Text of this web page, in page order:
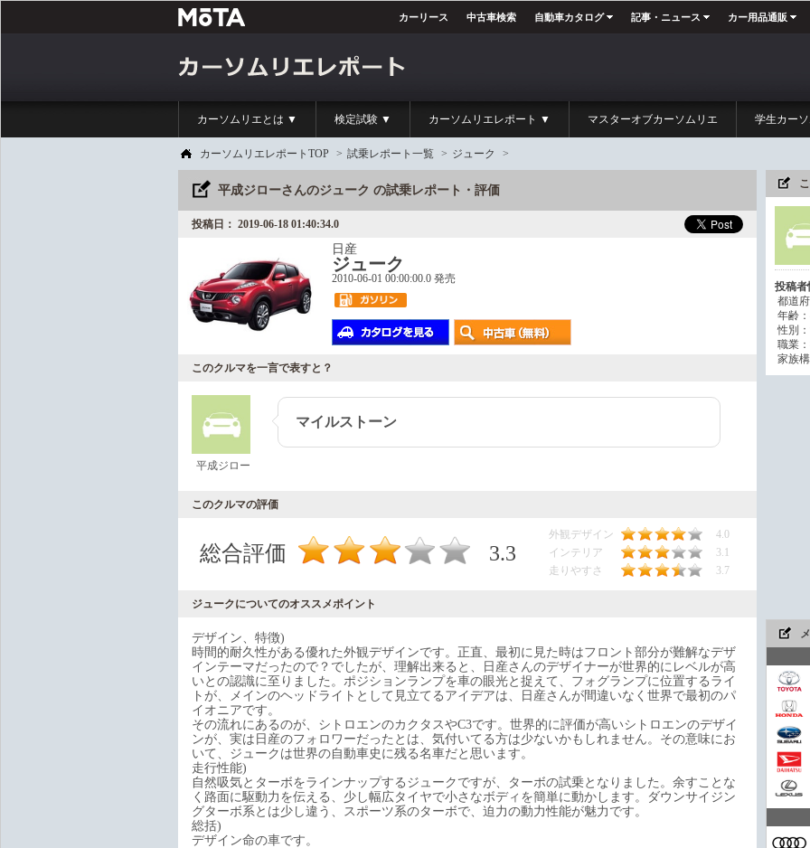
カーリース 中古車検索 自動車カタログ 記事・ニュース カー用品通販
カーソムリエとは ▼ 検定試験 ▼ カーソムリエレポート ▼ マスターオブカーソムリエ 学生カー
カーソムリエレポートTOP > 試乗レポート一覧 > ジューク >
平成ジローさんのジューク の試乗レポート・評価
投稿日： 2019-06-18 01:40:34.0
日産
ジューク
2010-06-01 00:00:00.0 発売
このクルマを一言で表すと？
平成ジロー
マイルストーン
このクルマの評価
総合評価 3.3
外観デザイン
4.0
インテリア
3.1
走りやすさ
3.7
ジュークについてのオススメポイント
デザイン、特徴)
時間的耐久性がある優れた外観デザインです。正直、最初に見た時はフロント部分が難解なデザ
インテーマだったので？でしたが、理解出来ると、日産さんのデザイナーが世界的にレベルが高
いとの認識に至りました。ポジションランプを車の眼光と捉えて、フォグランプに位置するライ
トが、メインのヘッドライトとして見立てるアイデアは、日産さんが間違いなく世界で最初のパ
イオニアです。
その流れにあるのが、シトロエンのカクタスやC3です。世界的に評価が高いシトロエンのデザイ
ンが、実は日産のフォロワーだったとは、気付いてる方は少ないかもしれません。その意味にお
いて、ジュークは世界の自動車史に残る名車だと思います。
走行性能)
自然吸気とターボをラインナップするジュークですが、ターボの試乗となりました。余すことな
く路面に駆動力を伝える、少し幅広タイヤで小さなボディを簡単に動かします。ダウンサイジン
グターボ系とは少し違う、スポーツ系のターボで、迫力の動力性能が魅力です。
総括)
デザイン命の車です。
投稿者
都道
年齢
性別
職業
家族
今や
家